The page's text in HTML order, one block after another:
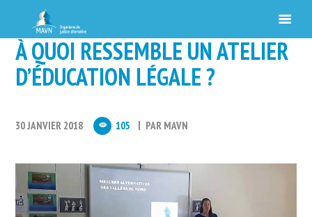
À QUOI RESSEMBLE UN ATELIER
D’ÉDUCATION LÉGALE ?
30 JANVIER 2018 105 PAR MAVN